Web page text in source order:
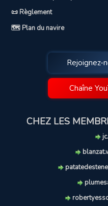
📜 Règlement
🗺️ Plan du navire
Rejoignez-
Chaîne
CHEZ LES